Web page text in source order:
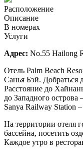
Расположение
Описание
В номерах
Услуги
Адрес: No.55 Hailong
Отель Palm Beach
Санья Бэй. Добраться
Расстояние до
до Западного
Sanya Railway Station
На территории отеля
бассейна, посетить
Каждое утро в